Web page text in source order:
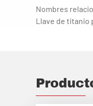
Nombres
Llave de titanio